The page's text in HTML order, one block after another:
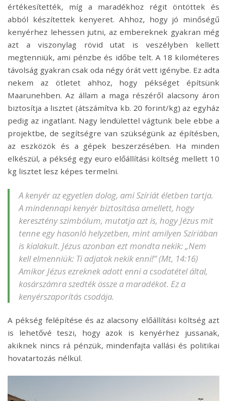
értékesítették, míg a maradékhoz régit öntöttek és
abból készítettek kenyeret. Ahhoz, hogy jó minőségű
kenyérhez lehessen jutni, az embereknek gyakran még
azt a viszonylag rövid utat is veszélyben kellett
megtenniük, ami pénzbe és időbe telt. A 18 kilométeres
távolság gyakran csak oda négy órát vett igénybe. Ez adta
nekem az ötletet ahhoz, hogy pékséget építsünk
Maarunehben. Az állam a maga részéről alacsony áron
biztosítja a lisztet (átszámítva kb. 20 forint/kg) az egyház
pedig az ingatlant. Nagy lendülettel vágtunk bele ebbe a
projektbe, de segítségre van szükségünk az építésben,
az eszközök és a gépek beszerzésében. Ha minden
elkészül, a pékség egy euro előállítási költség mellett 10
kg lisztet lesz képes termelni.
A kenyér az egyetlen dolog, ami Szíriát életben tartja.
A mindennapi kenyér biztosítása amellett, hogy
keresztény szimbólum, mutatja azt is, hogy Jézus mit
tenne egy hasonló helyzetben, mint amilyen Szíriában
is kialakult. Jézus azonban ezt mondta nekik: „Nem
kell elmenniük: Ti adjatok nekik enni!” (Mt, 14:16)
Amikor Jézus ezreknek adott enni a csodatétel által,
kosárszámra szedték össze a maradékot. Ez a
kenyérszaporítás csodája.
A pékség felépítése és az alacsony előállítási költség azt
is lehetővé teszi, hogy azok is kenyérhez jussanak,
akiknek nincs rá pénzük, mindenfajta vallási és politikai
hovatartozás nélkül.